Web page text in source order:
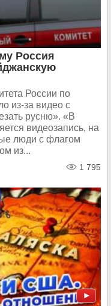
Россия
России по
из-за видео с
русню». «В
видеозапись, на
люди с флагом
из...
1 795